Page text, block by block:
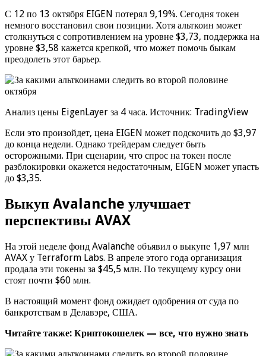
С 12 по 13 октября EIGEN потерял 9,19%. Сегодня токен
немного восстановил свои позиции. Хотя альткоин может
столкнуться с сопротивлением на уровне $3,73, поддержка на
уровне $3,58 кажется крепкой, что может помочь быкам
преодолеть этот барьер.
Анализ цены EigenLayer за 4 часа. Источник: TradingView
Если это произойдет, цена EIGEN может подскочить до $3,97
до конца недели. Однако трейдерам следует быть
осторожными. При сценарии, что спрос на токен после
разблокировки окажется недостаточным, EIGEN может упасть
до $3,35.
Выкуп Avalanche улучшает
перспективы AVAX
На этой неделе фонд Avalanche объявил о выкупе 1,97 млн
AVAX у Terraform Labs. В апреле этого года организация
продала эти токены за $45,5 млн. По текущему курсу они
стоят почти $60 млн.
В настоящий момент фонд ожидает одобрения от суда по
банкротствам в Делавэре, США.
Читайте также: Криптокошелек — все, что нужно знать